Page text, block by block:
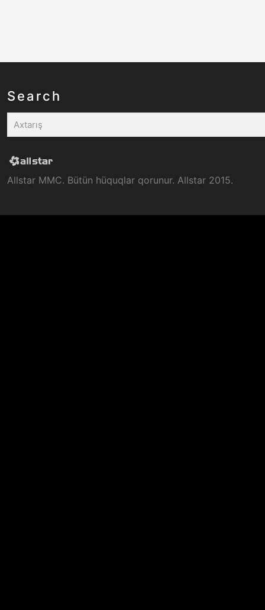
Search
Allstar MMC. Bütün hüquqlar qorunur. Allstar 2015.